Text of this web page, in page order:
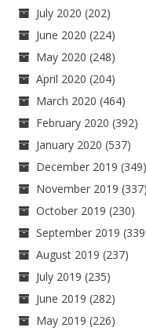
July 2020 (202)
June 2020 (224)
May 2020 (248)
April 2020 (204)
March 2020 (464)
February 2020 (392)
January 2020 (537)
December 2019 (349)
November 2019 (337)
October 2019 (230)
September 2019
August 2019 (237)
July 2019 (235)
June 2019 (282)
May 2019 (226)